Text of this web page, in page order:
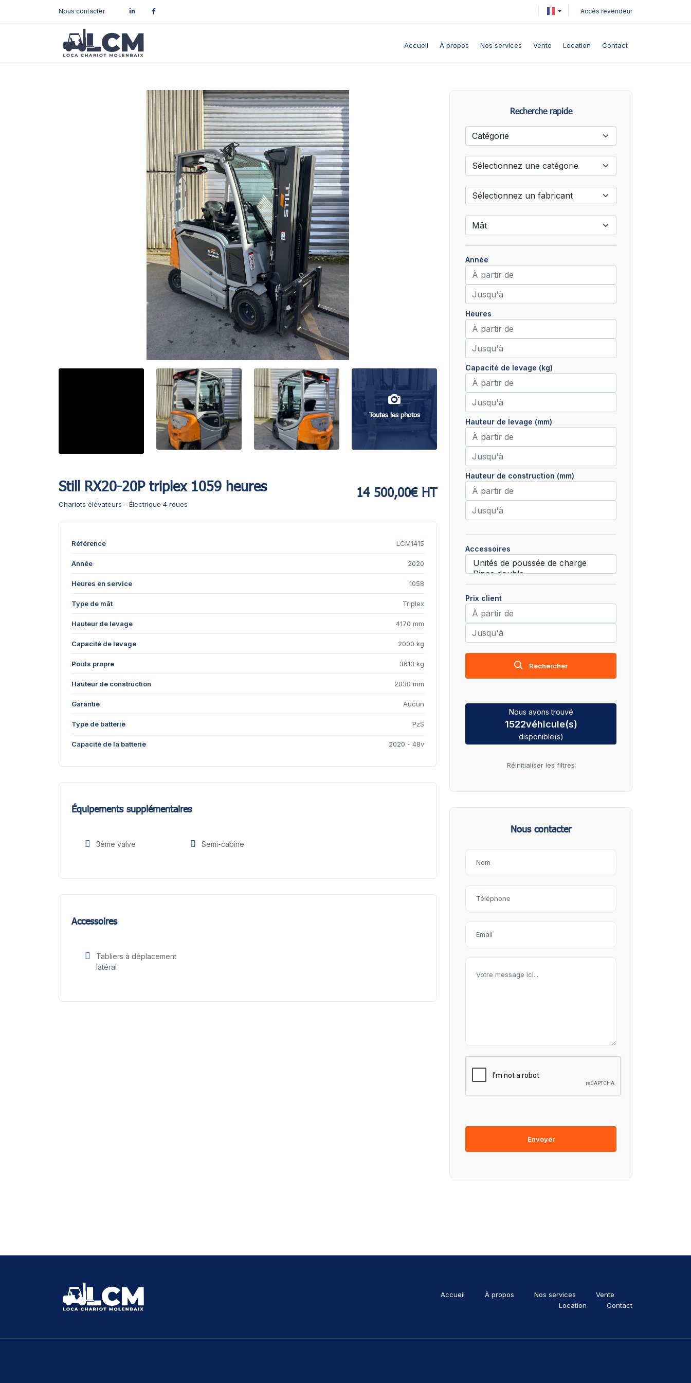
Nous contacter Accès revendeur
Accueil À propos Nos services Vente Location Contact
Toutes les photos
Still RX20-20P triplex 1059 heures
Chariots élévateurs - Électrique 4 roues
14 500,00€ HT
Référence LCM1415
Année 2020
Heures en service 1058
Type de mât Triplex
Hauteur de levage 4170 mm
Capacité de levage 2000 kg
Poids propre 3613 kg
Hauteur de construction 2030 mm
Garantie Aucun
Type de batterie PzS
Capacité de la batterie 2020 - 48v
Équipements supplémentaires
3ème valve Semi-cabine
Accessoires
Tabliers à déplacement
latéral
Recherche rapide
Année
Heures
Capacité de levage (kg)
Hauteur de levage (mm)
Hauteur de construction (mm)
Accessoires
Prix client
Rechercher
Nous avons trouvé
1522véhicule(s)
disponible(s)
Réinitialiser les filtres
Nous contacter
Envoyer
Accueil À propos Nos services
Vente
Location
Contact